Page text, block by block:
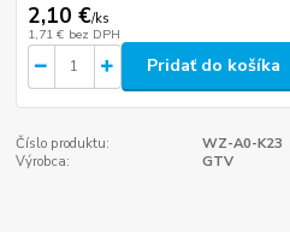
2,10 €/ks
1,71 € bez DPH
Pridať do košíka
Číslo produktu:
WZ-A0-K23
Výrobca:
GTV